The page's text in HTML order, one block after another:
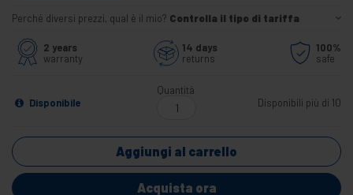
Perché diversi prezzi, qual è il mio? Controlla il tipo di tariffa
2 years
warranty
14 days
returns
100%
safe
Disponibile
Quantità
Disponibili più di 10
Aggiungi al carrello
Acquista ora